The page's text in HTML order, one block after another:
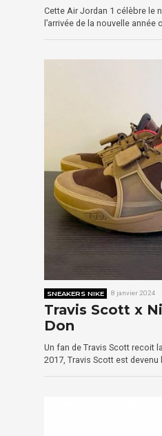
Cette Air Jordan 1 célèbre le
l’arrivée de la nouvelle
SNEAKERS NIKE 8 janvier 2024
Travis Scott x
Don
Un fan de Travis Scott recoit
2017, Travis Scott est devenu